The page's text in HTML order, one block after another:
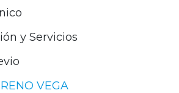
y Servicios
VEGA